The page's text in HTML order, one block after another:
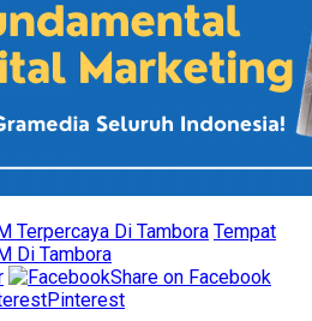
Terpercaya Di Tambora Tempat
Di Tambora
Share on Facebook
Pinterest